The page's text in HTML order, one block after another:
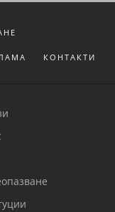
КОНТАКТИ